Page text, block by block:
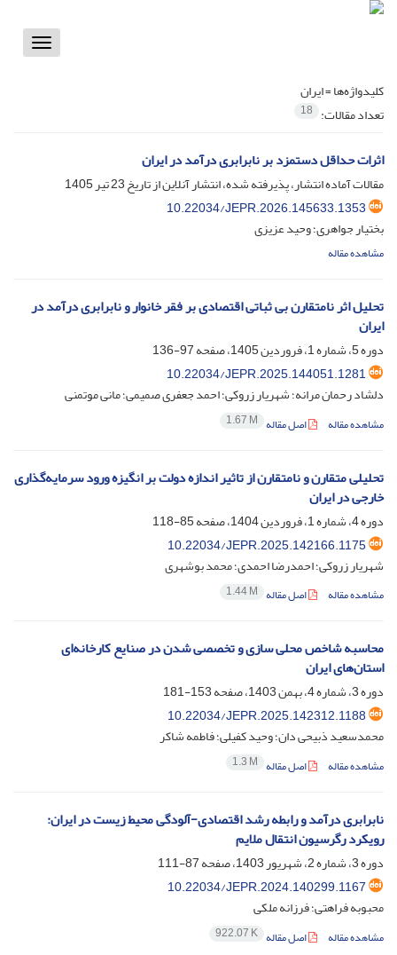
Toggle
کلیدواژه‌ها =ایران
تعداد مقالات: 18
اثرات حداقل دستمزد بر نابرابری درآمد در ایران
مقالات آماده انتشار، پذیرفته شده، انتشار آنلاین از تاریخ23 تیر 1405
10.22034/JEPR.2026.145633.1353
بختیار جواهری؛ وحید عزیزی
مشاهده مقاله
تحلیل اثر نامتقارن بی ثباتی اقتصادی بر فقر خانوار و نابرابری درآمد در
ایران
دوره 5، شماره 1، فروردین 1405، صفحه
97-136
10.22034/JEPR.2025.144051.1281
دلشاد رحمان مرانه؛ شهریار زروکی؛ احمد جعفری صمیمی؛ مانی موتمنی
مشاهده مقاله اصل مقاله 1.67 M
تحلیلی متقارن و نامتقارن از تاثیر اندازه دولت بر انگیزه‌ ورود سرمایه‌گذاری
خارجی در ایران
دوره 4، شماره 1، فروردین 1404، صفحه
85-118
10.22034/JEPR.2025.142166.1175
شهریار زروکی؛ احمدرضا احمدی؛ محمد بوشهری
مشاهده مقاله اصل مقاله 1.44 M
محاسبه شاخص محلی سازی و تخصصی شدن در صنایع کارخانه‌ای
استان‌های ایران
دوره 3، شماره 4، بهمن 1403، صفحه
153-181
10.22034/JEPR.2025.142312.1188
محمدسعید ذبیحی دان؛ وحید کفیلی؛ فاطمه شاکر
مشاهده مقاله اصل مقاله 1.3 M
نابرابری درآمد و رابطه رشد اقتصادی-آلودگی محیط زیست در ایران:
رویکرد رگرسیون انتقال ملایم
دوره 3، شماره 2، شهریور 1403، صفحه
87-111
10.22034/JEPR.2024.140299.1167
محبوبه فراهتی؛ فرزانه ملکی
مشاهده مقاله اصل مقاله 922.07 K